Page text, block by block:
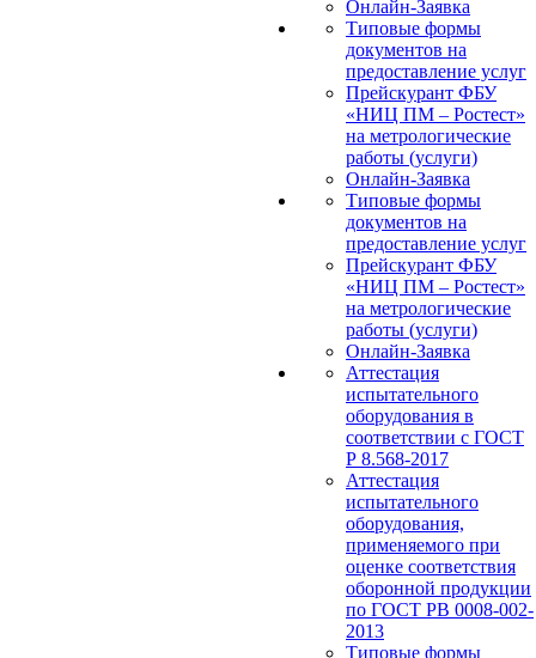
Онлайн-Заявка
Типовые формы
документов на
предоставление услуг
Прейскурант ФБУ
«НИЦ ПМ – Ростест»
на метрологические
работы (услуги)
Онлайн-Заявка
Типовые формы
документов на
предоставление услуг
Прейскурант ФБУ
«НИЦ ПМ – Ростест»
на метрологические
работы (услуги)
Онлайн-Заявка
Аттестация
испытательного
оборудования в
соответствии с ГОСТ
Р 8.568-2017
Аттестация
испытательного
оборудования,
применяемого при
оценке соответствия
оборонной продукции
по ГОСТ РВ 0008-002-
2013
Типовые формы